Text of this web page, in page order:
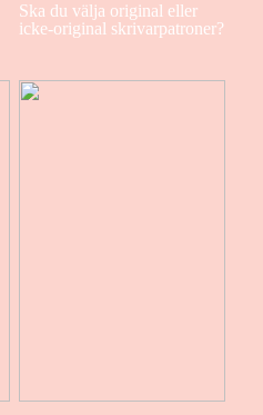
Ska du välja original eller
icke-original skrivarpatroner?